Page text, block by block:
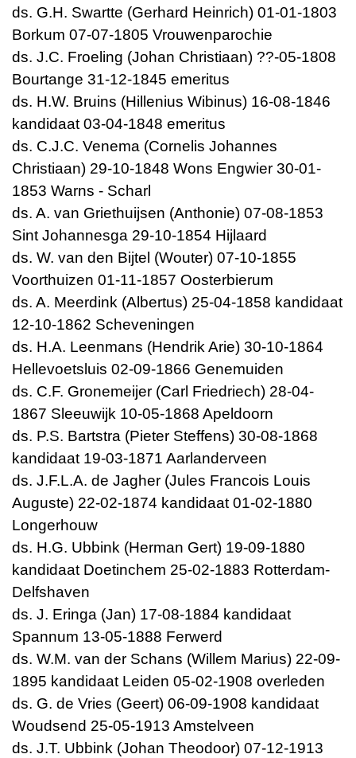
ds. G.H. Swartte (Gerhard Heinrich) 01-01-1803
Borkum 07-07-1805 Vrouwenparochie
ds. J.C. Froeling (Johan Christiaan) ??-05-1808
Bourtange 31-12-1845 emeritus
ds. H.W. Bruins (Hillenius Wibinus) 16-08-1846
kandidaat 03-04-1848 emeritus
ds. C.J.C. Venema (Cornelis Johannes
Christiaan) 29-10-1848 Wons Engwier 30-01-
1853 Warns - Scharl
ds. A. van Griethuijsen (Anthonie) 07-08-1853
Sint Johannesga 29-10-1854 Hijlaard
ds. W. van den Bijtel (Wouter) 07-10-1855
Voorthuizen 01-11-1857 Oosterbierum
ds. A. Meerdink (Albertus) 25-04-1858 kandidaat
12-10-1862 Scheveningen
ds. H.A. Leenmans (Hendrik Arie) 30-10-1864
Hellevoetsluis 02-09-1866 Genemuiden
ds. C.F. Gronemeijer (Carl Friedriech) 28-04-
1867 Sleeuwijk 10-05-1868 Apeldoorn
ds. P.S. Bartstra (Pieter Steffens) 30-08-1868
kandidaat 19-03-1871 Aarlanderveen
ds. J.F.L.A. de Jagher (Jules Francois Louis
Auguste) 22-02-1874 kandidaat 01-02-1880
Longerhouw
ds. H.G. Ubbink (Herman Gert) 19-09-1880
kandidaat Doetinchem 25-02-1883 Rotterdam-
Delfshaven
ds. J. Eringa (Jan) 17-08-1884 kandidaat
Spannum 13-05-1888 Ferwerd
ds. W.M. van der Schans (Willem Marius) 22-09-
1895 kandidaat Leiden 05-02-1908 overleden
ds. G. de Vries (Geert) 06-09-1908 kandidaat
Woudsend 25-05-1913 Amstelveen
ds. J.T. Ubbink (Johan Theodoor) 07-12-1913